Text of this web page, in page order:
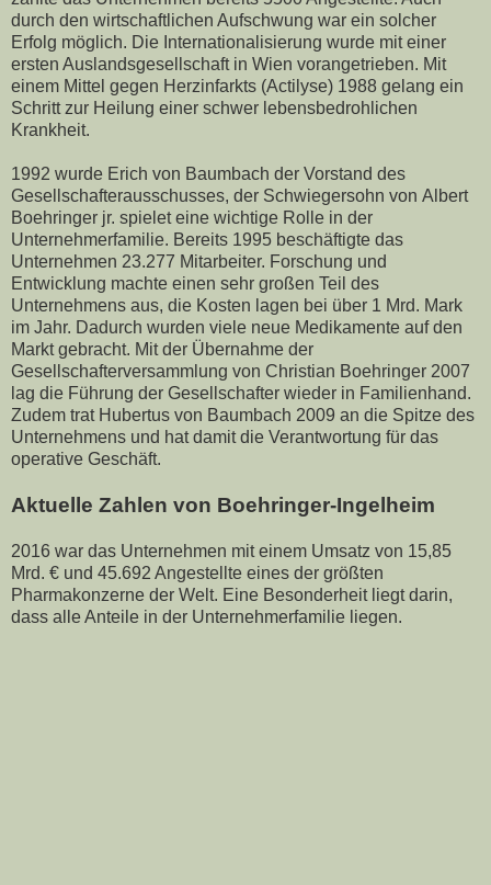
durch den wirtschaftlichen Aufschwung war ein solcher
Erfolg möglich. Die Internationalisierung wurde mit einer
ersten Auslandsgesellschaft in Wien vorangetrieben. Mit
einem Mittel gegen Herzinfarkts (Actilyse) 1988 gelang ein
Schritt zur Heilung einer schwer lebensbedrohlichen
Krankheit.
1992 wurde Erich von Baumbach der Vorstand des
Gesellschafterausschusses, der Schwiegersohn von Albert
Boehringer jr. spielet eine wichtige Rolle in der
Unternehmerfamilie. Bereits 1995 beschäftigte das
Unternehmen 23.277 Mitarbeiter. Forschung und
Entwicklung machte einen sehr großen Teil des
Unternehmens aus, die Kosten lagen bei über 1 Mrd. Mark
im Jahr. Dadurch wurden viele neue Medikamente auf den
Markt gebracht. Mit der Übernahme der
Gesellschafterversammlung von Christian Boehringer 2007
lag die Führung der Gesellschafter wieder in Familienhand.
Zudem trat Hubertus von Baumbach 2009 an die Spitze des
Unternehmens und hat damit die Verantwortung für das
operative Geschäft.
Aktuelle Zahlen von Boehringer-Ingelheim
2016 war das Unternehmen mit einem Umsatz von 15,85
Mrd. € und 45.692 Angestellte eines der größten
Pharmakonzerne der Welt. Eine Besonderheit liegt darin,
dass alle Anteile in der Unternehmerfamilie liegen.